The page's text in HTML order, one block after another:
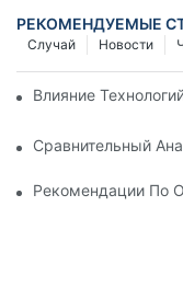
РЕКОМЕНДУЕМЫЕ
Новости
Случай
Влияние
Сравнительный
Рекомендации По